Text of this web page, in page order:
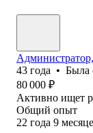
43 года • Была
80 000 ₽
Активно ищет
Общий опыт
22 года 9